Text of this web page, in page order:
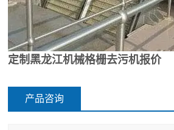
定制黑龙江机械格栅去污机报价
产品咨询